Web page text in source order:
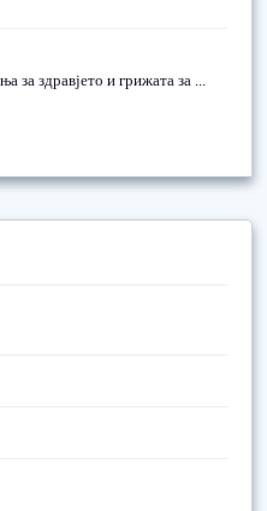
за здравјето и грижата за ...